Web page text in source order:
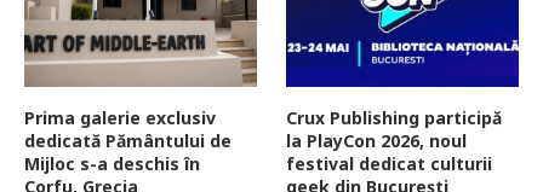
Prima galerie exclusiv
dedicată Pământului de
Mijloc s-a deschis în
Corfu, Grecia
Crux Publishing participă
la PlayCon 2026, noul
festival dedicat culturii
geek din București